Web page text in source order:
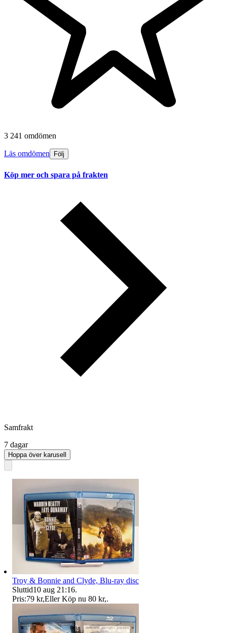
3 241 omdömen
Läs omdömen Följ
Köp mer och spara på frakten
Samfrakt
7 dagar
Hoppa över karusell
Troy & Bonnie and Clyde, Blu-ray disc
Sluttid10 aug 21:16.
Pris:79 kr,Eller Köp nu 80 kr,.